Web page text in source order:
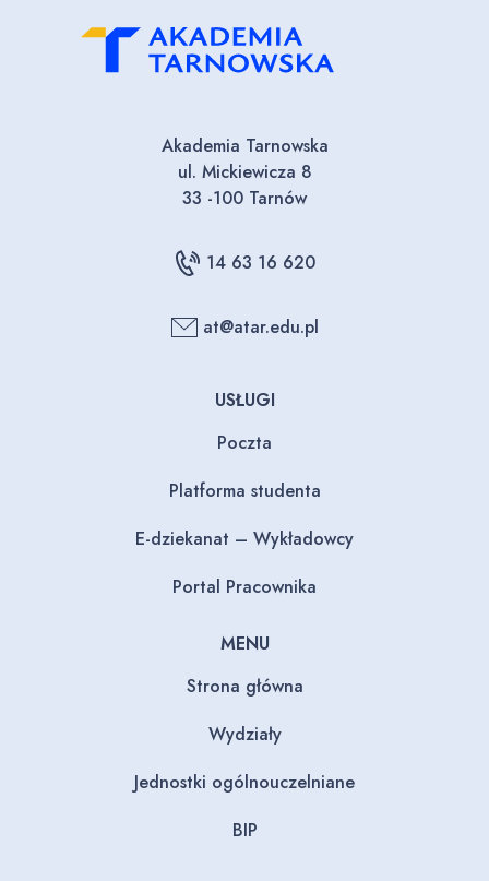
Akademia Tarnowska
ul. Mickiewicza 8
33 -100 Tarnów
14 63 16 620
at@atar.edu.pl
USŁUGI
Poczta
Platforma studenta
E-dziekanat – Wykładowcy
Portal Pracownika
MENU
Strona główna
Wydziały
Jednostki ogólnouczelniane
BIP